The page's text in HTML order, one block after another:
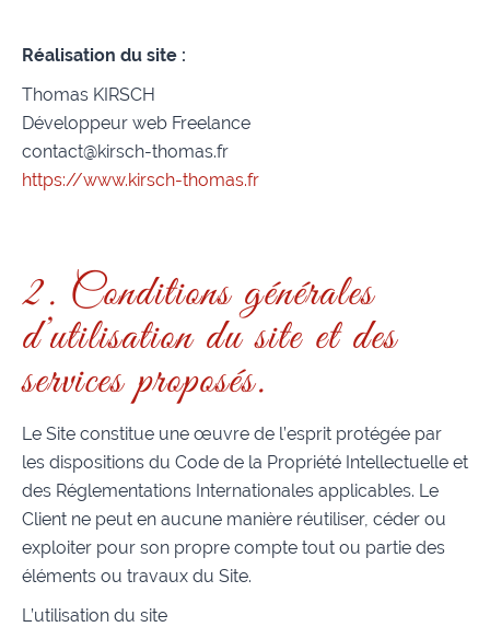
Réalisation du site :
Thomas KIRSCH
Développeur web Freelance
contact@kirsch-thomas.fr
https://www.kirsch-thomas.fr
2. Conditions générales
d’utilisation du site et des
services proposés.
Le Site constitue une œuvre de l’esprit protégée par
les dispositions du Code de la Propriété Intellectuelle et
des Réglementations Internationales applicables. Le
Client ne peut en aucune manière réutiliser, céder ou
exploiter pour son propre compte tout ou partie des
éléments ou travaux du Site.
L’utilisation du site